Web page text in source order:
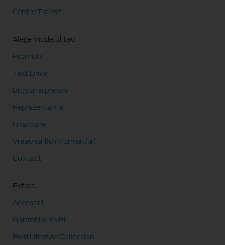
Centre Transit
Alege modelul tau
Promotii
Test Drive
Brosuri si preturi
Reprezentante
Finantare
Vreau sa fiu informat(a)
Contact
Extras
Accesorii
Garantii si revizii
Ford Lifestyle Collection